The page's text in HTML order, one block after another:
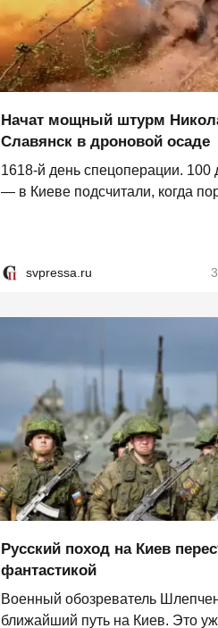
Начат мощный штурм
Славянск в дроновой осаде
1618-й день спецоперации. 100
— в Киеве подсчитали, когда
svpressa.ru
Русский поход на Киев
фантастикой
Военный обозреватель
ближайший путь на Киев. Это